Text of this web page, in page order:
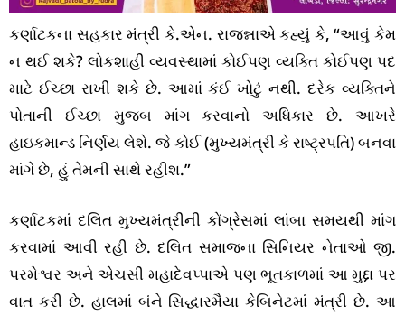
કર્ણાટકના સહકાર મંત્રી કે.એન. રાજન્નાએ કહ્યું કે, “આવું કેમ
ન થઈ શકે? લોકશાહી વ્યવસ્થામાં કોઈપણ વ્યક્તિ કોઈપણ પદ
માટે ઈચ્છા રાખી શકે છે. આમાં કંઈ ખોટું નથી. દરેક વ્યક્તિને
પોતાની ઈચ્છા મુજબ માંગ કરવાનો અધિકાર છે. આખરે
હાઇકમાન્ડ નિર્ણય લેશે. જે કોઈ (મુખ્યમંત્રી કે રાષ્ટ્રપતિ) બનવા
માંગે છે, હું તેમની સાથે રહીશ.”
કર્ણાટકમાં દલિત મુખ્યમંત્રીની કોંગ્રેસમાં લાંબા સમયથી માંગ
કરવામાં આવી રહી છે. દલિત સમાજના સિનિયર નેતાઓ જી.
પરમેશ્વર અને એચસી મહાદેવપ્પાએ પણ ભૂતકાળમાં આ મુદ્દા પર
વાત કરી છે. હાલમાં બંને સિદ્ધારમૈયા કેબિનેટમાં મંત્રી છે. આ